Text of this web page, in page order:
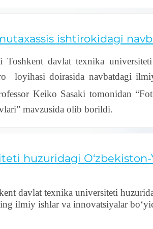
ishtirokidagi
davlat texnika universiteti
loyihasi doirasida navbatdagi
Keiko Sasaki tomonidan
mavzusida olib borildi.
huzuridagi O‘zbekiston-
davlat texnika universiteti
ilmiy ishlar va innovatsiyalar